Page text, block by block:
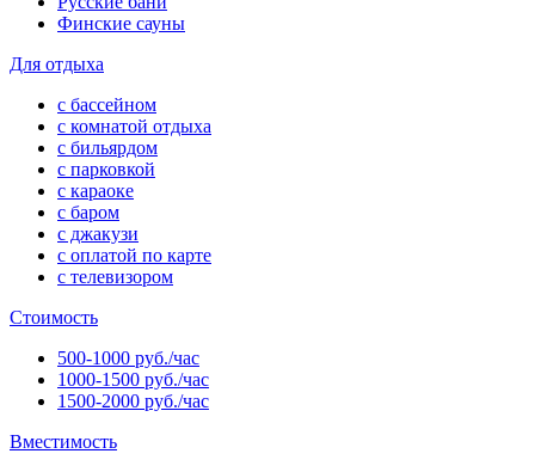
Финские сауны
Для отдыха
с бассейном
с комнатой отдыха
с бильярдом
с парковкой
с караоке
с баром
с джакузи
с оплатой по карте
с телевизором
Стоимость
500-1000 руб./час
1000-1500 руб./час
1500-2000 руб./час
Вместимость